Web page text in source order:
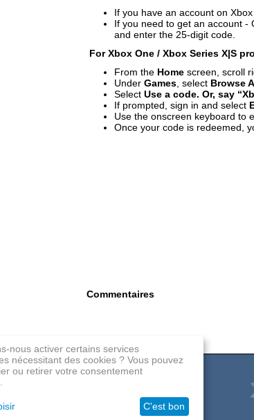
If you have an account on
If you need to get an account -
and enter the 25-digit code.
For Xbox One / Xbox Series X|S
From the Homescreen, scroll
Under Games, select Browse
SelectUse a code. Or, say
If prompted, sign in and select
Use the onscreen keyboard to
Once your code is redeemed,
Commentaires
Contacts
nous activer certains services
nécessitant des cookies ? Vous pouvez
ou retirer votre consentement
C'est bon